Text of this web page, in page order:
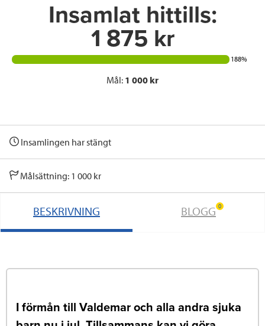
Insamlat hittills:
1 875 kr
188%
Mål: 1 000 kr
Insamlingen har stängt
Målsättning: 1 000 kr
BESKRIVNING BLOGG 0
I förmån till Valdemar och alla andra sjuka